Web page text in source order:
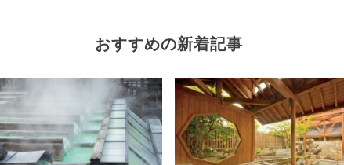
おすすめの新着記事